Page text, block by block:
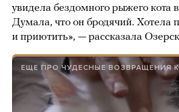
увидела бездомного рыжего кота
Думала, что он бродячий. Хотела
и приютить», — рассказала
ЕЩЕ ПРО ЧУДЕСНЫЕ ВОЗВРАЩЕНИЯ